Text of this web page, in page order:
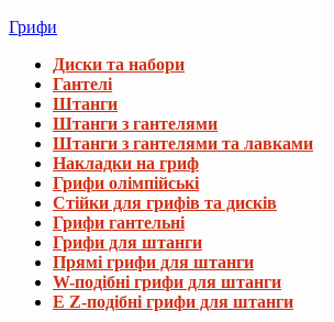
Грифи
Диски та набори
Гантелі
Штанги
Штанги з гантелями
Штанги з гантелями та лавками
Накладки на гриф
Грифи олімпійські
Стійки для грифів та дисків
Грифи гантельні
Грифи для штанги
Прямі грифи для штанги
W-подібні грифи для штанги
E Z-подібні грифи для штанги